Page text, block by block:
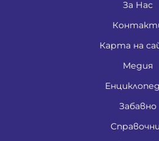
За Нас
Карта на
Медия
Забавно